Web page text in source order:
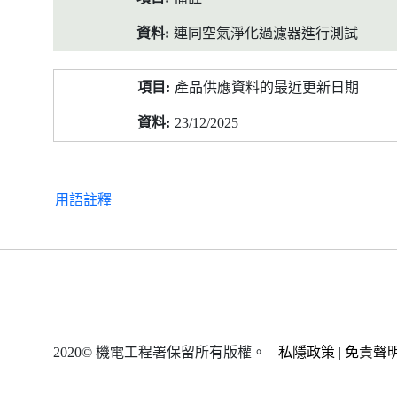
連同空氣淨化過濾器進行測試
產品供應資料的最近更新日期
23/12/2025
用語註釋
2020© 機電工程署保留所有版權。 私隱政策 | 免責聲